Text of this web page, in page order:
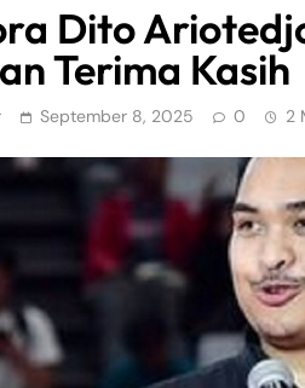
Dito
Terima Kasih
September 8, 2025 0 2